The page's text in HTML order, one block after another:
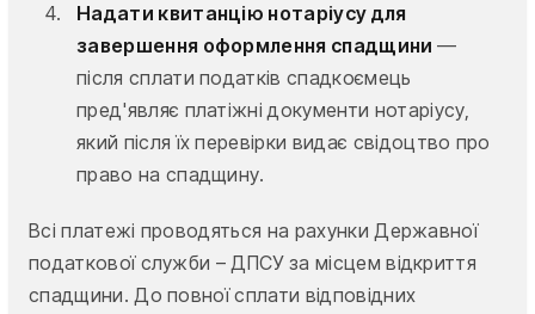
Надати квитанцію нотаріусу для
завершення оформлення спадщини —
після сплати податків спадкоємець
пред'являє платіжні документи нотаріусу,
який після їх перевірки видає свідоцтво про
право на спадщину.
Всі платежі проводяться на рахунки Державної
податкової служби – ДПСУ за місцем відкриття
спадщини. До повної сплати відповідних